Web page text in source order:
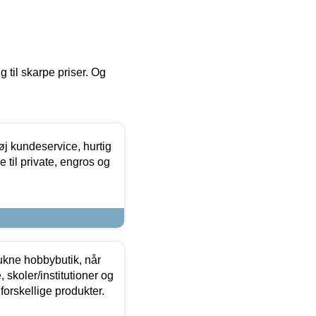
til skarpe priser. Og
kundeservice, hurtig
til private, engros og
hobbybutik, når
skoler/institutioner og
produkter.